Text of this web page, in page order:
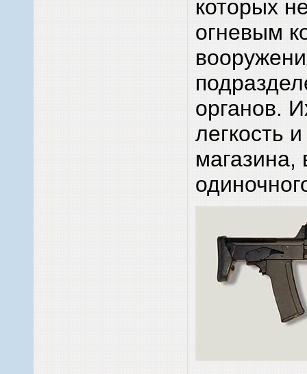
которых
огневым
органов.
легкость
магазина,